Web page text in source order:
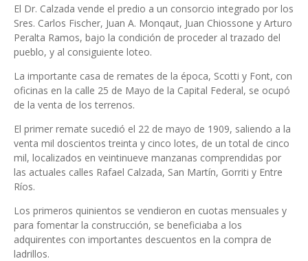
El Dr. Calzada vende el predio a un consorcio integrado por los
Sres. Carlos Fischer, Juan A. Monqaut, Juan Chiossone y Arturo
Peralta Ramos, bajo la condición de proceder al trazado del
pueblo, y al consiguiente loteo.
La importante casa de remates de la época, Scotti y Font, con
oficinas en la calle 25 de Mayo de la Capital Federal, se ocupó
de la venta de los terrenos.
El primer remate sucedió el 22 de mayo de 1909, saliendo a la
venta mil doscientos treinta y cinco lotes, de un total de cinco
mil, localizados en veintinueve manzanas comprendidas por
las actuales calles Rafael Calzada, San Martín, Gorriti y Entre
Ríos.
Los primeros quinientos se vendieron en cuotas mensuales y
para fomentar la construcción, se beneficiaba a los
adquirentes con importantes descuentos en la compra de
ladrillos.